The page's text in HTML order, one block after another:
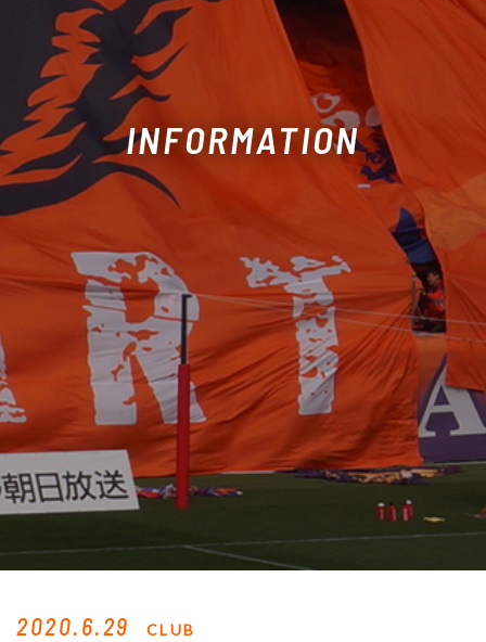
INFORMATION
2020.6.29 CLUB